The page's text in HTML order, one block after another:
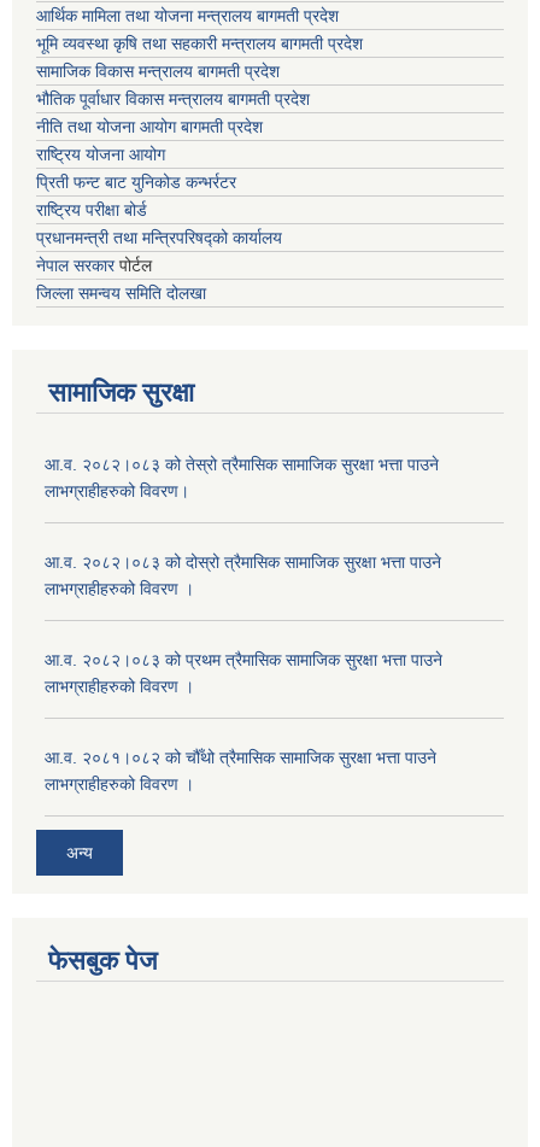
आर्थिक मामिला तथा योजना मन्त्रालय बागमती प्रदेश
भूमि व्यवस्था कृषि तथा सहकारी मन्त्रालय बागमती प्रदेश
सामाजिक विकास मन्त्रालय बागमती प्रदेश
भौतिक पूर्वाधार विकास मन्त्रालय बागमती प्रदेश
नीति तथा योजना आयोग बागमती प्रदेश
राष्ट्रिय योजना आयोग
प्रिती फन्ट बाट युनिकोड कन्भर्रटर
राष्ट्रिय परीक्षा बोर्ड
प्रधानमन्त्री तथा मन्त्रिपरिषद्को कार्यालय
नेपाल सरकारपोर्टल
जिल्ला समन्वय समिति दोलखा
सामाजिक सुरक्षा
आ.व. २०८२।०८३ को तेस्रो त्रैमासिक सामाजिक सुरक्षा भत्ता पाउने
लाभग्राहीहरुको विवरण।
आ.व. २०८२।०८३ को दोस्रो त्रैमासिक सामाजिक सुरक्षा भत्ता पाउने
लाभग्राहीहरुको विवरण ।
आ.व. २०८२।०८३ को प्रथम त्रैमासिक सामाजिक सुरक्षा भत्ता पाउने
लाभग्राहीहरुको विवरण ।
आ.व. २०८१।०८२ को चौँथो त्रैमासिक सामाजिक सुरक्षा भत्ता पाउने
लाभग्राहीहरुको विवरण ।
अन्य
फेसबुक पेज